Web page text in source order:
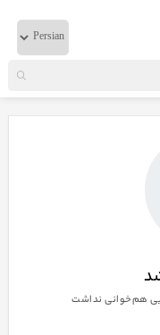
نمایش صفحه1از
هم‌خوانی نداشت